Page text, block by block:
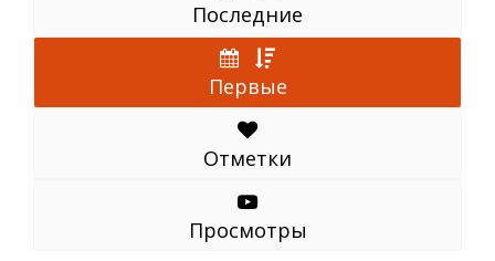
Последние
Первые
Отметки
Просмотры